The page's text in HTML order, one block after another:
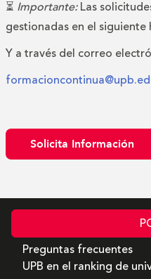
⏳ Importante:Las
gestionadas en el
Y a través del correo
Solicita Información
Preguntas frecuentes
UPB en el ranking de